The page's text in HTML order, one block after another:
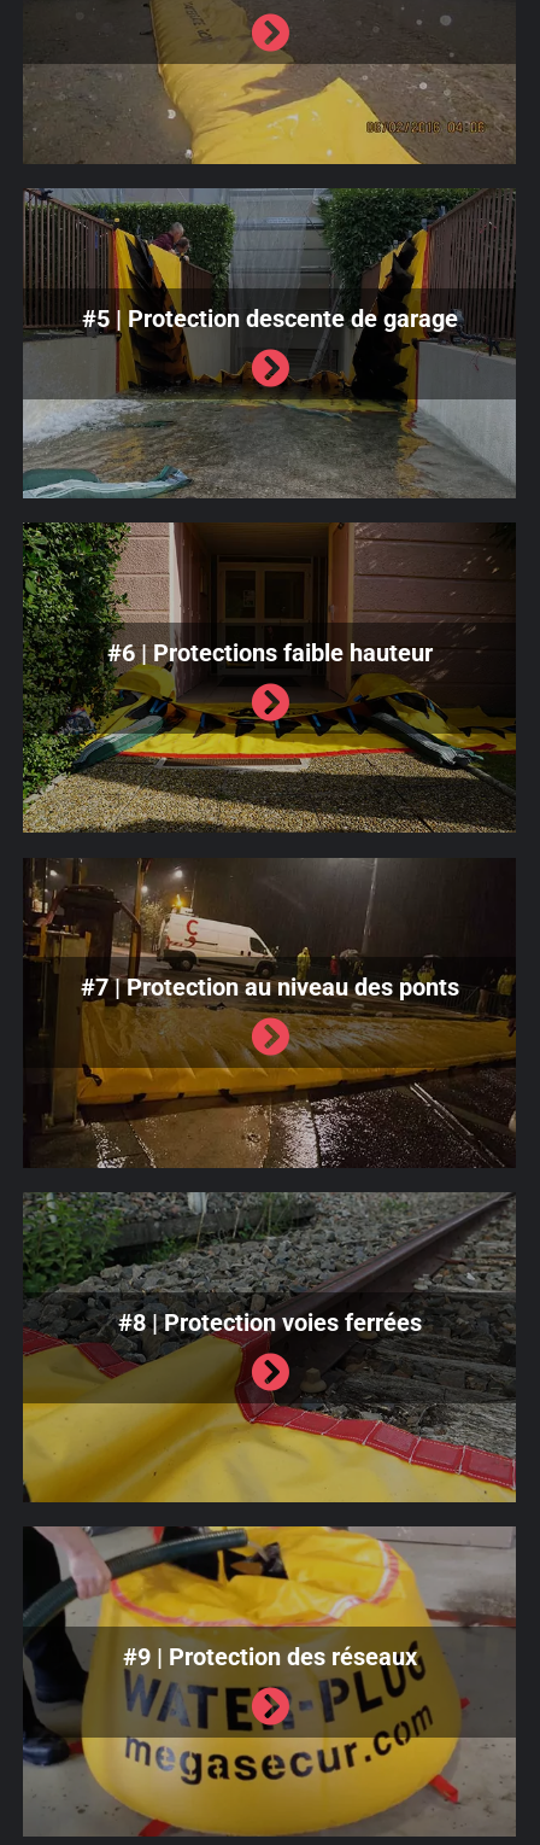
#5 | Protection descente de garage
#6 | Protections faible hauteur
#7 | Protection au niveau des ponts
#8 | Protection voies ferrées
#9 | Protection des réseaux